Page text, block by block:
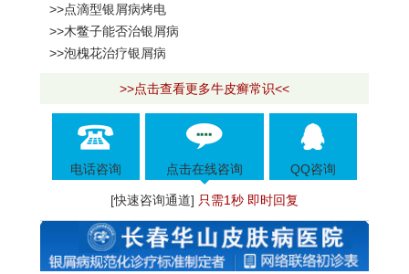
>>点滴型银屑病烤电
>>木鳖子能否治银屑病
>>泡槐花治疗银屑病
>>点击查看更多牛皮癣常识<<
电话咨询 点击在线咨询 QQ咨询
[快速咨询通道] 只需1秒 即时回复